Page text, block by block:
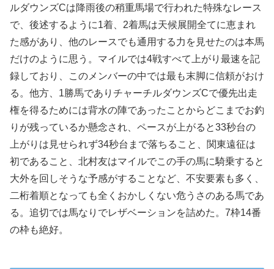
ルダウンズCは降雨後の稍重馬場で行われた特殊なレース
で、後述するように1着、2着馬は天候展開全てに恵まれ
た感があり、他のレースでも通用する力を見せたのは本馬
だけのように思う。マイルでは4戦すべて上がり最速を記
録しており、このメンバーの中では最も末脚に信頼がおけ
る。他方、1勝馬でありチャーチルダウンズCで優先出走
権を得るためには背水の陣であったことからどこまでお釣
りが残っているか懸念され、ペースが上がると33秒台の
上がりは見せられず34秒台まで落ちること、関東遠征は
初であること、北村友はマイルでこの手の馬に騎乗すると
大外を回しそうな予感がすることなど、不安要素も多く、
二桁着順となっても全くおかしくない危うさのある馬であ
る。追切では馬なりでレザベーションを詰めた。7枠14番
の枠も絶好。